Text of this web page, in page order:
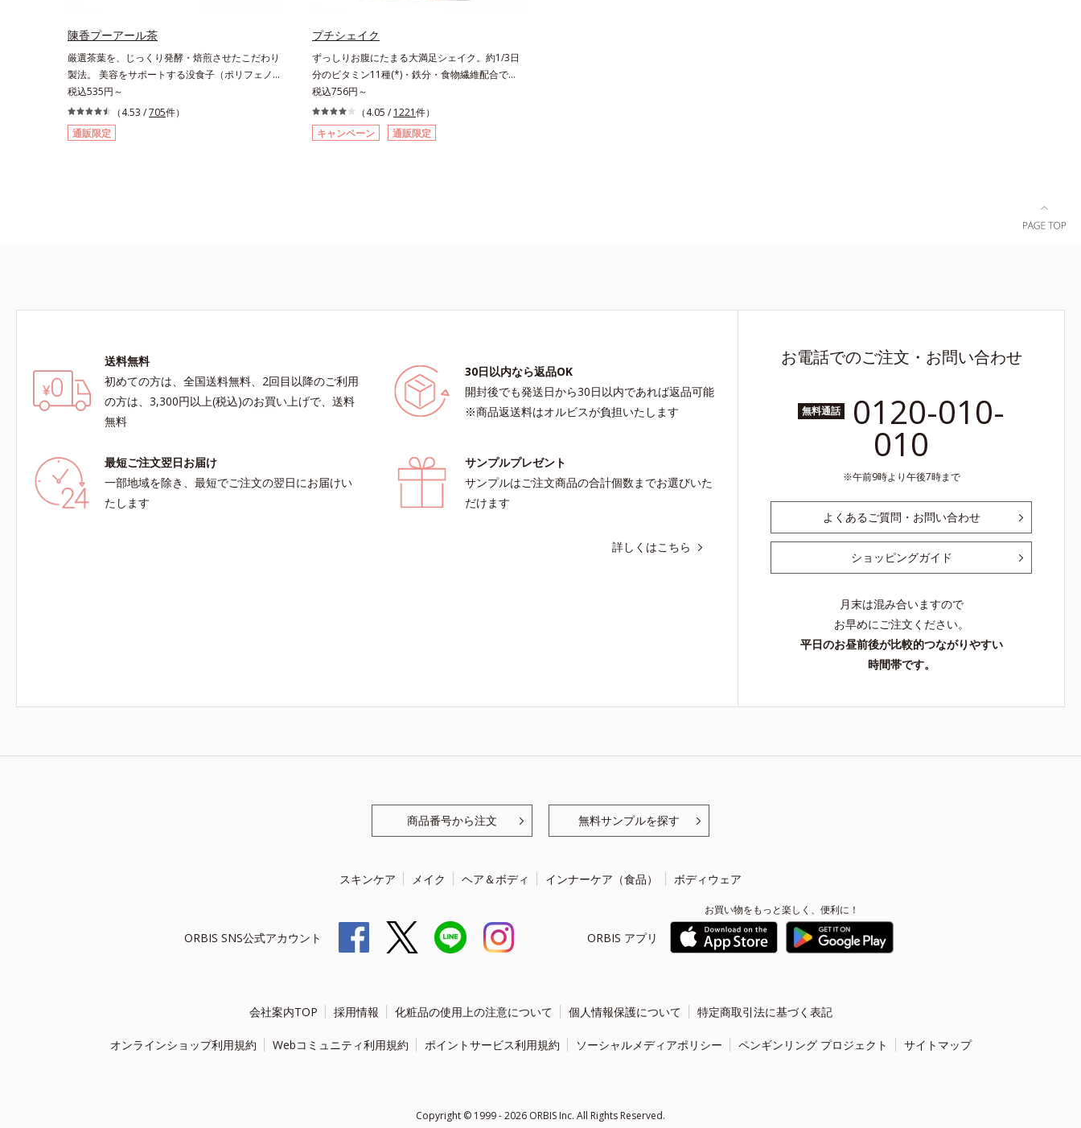
陳香プーアール茶
厳選茶葉を、じっくり発酵・焙煎させたこだわり
製法。 美容をサポートする没食子（ポリフェノ
ール）配合で、 本格的な味と美容ケアが楽しめ
ます。。胃腸にやさしい0kcalの、ダイエット中
にうれしいプ―アール茶です。ホットでもアイス
でも美味しくいただけます。■陳香プ―アール
税込535円～
（4.53 /705件）
通販限定
プチシェイク
ずっしりお腹にたまる大満足シェイク。約1/3日
分のビタミン11種(*)・鉄分・食物繊維配合でダ
イエットと美容をしっかりサポート。食事とおき
かえるだけで簡単にカロリーを抑えつつ、果実の
いいところをまるごと使って栄養バランスUP。
食物繊維やビタミン、鉄分などの不足しがちな栄
税込756円～
（4.05 / 1221件）
キャンペーン
通販限定
送料無料
初めての方は、全国送料無料、2回目以降のご利用
の方は、3,300円以上(税込)のお買い上げで、送料
無料
30日以内なら返品OK
開封後でも発送日から30日以内であれば返品可能
※商品返送料はオルビスが負担いたします
最短ご注文翌日お届け
一部地域を除き、最短でご注文の翌日にお届けい
たします
サンプルプレゼント
サンプルはご注文商品の合計個数までお選びいた
だけます
詳しくはこちら
お電話でのご注文・お問い合わせ
無料通話 0120-010-
010
午前9時より午後7時まで
よくあるご質問・お問い合わせ
ショッピングガイド
月末は混み合いますので
お早めにご注文ください。
平日のお昼前後が比較的つながりやすい
時間帯です。
商品番号から注文 無料サンプルを探す
スキンケア メイク ヘア＆ボディ インナーケア（食品） ボディウェア
ORBIS SNS公式アカウント ORBIS アプリ
お買い物をもっと楽しく、便利に！
会社案内TOP 採用情報 化粧品の使用上の注意について 個人情報保護について 特定商取引法に基づく表記
オンラインショップ利用規約 Webコミュニティ利用規約 ポイントサービス利用規約 ソーシャルメディアポリシー ペンギンリング プロジェクト サイトマップ
Copyright © 1999 - 2026 ORBIS Inc. All Rights Reserved.